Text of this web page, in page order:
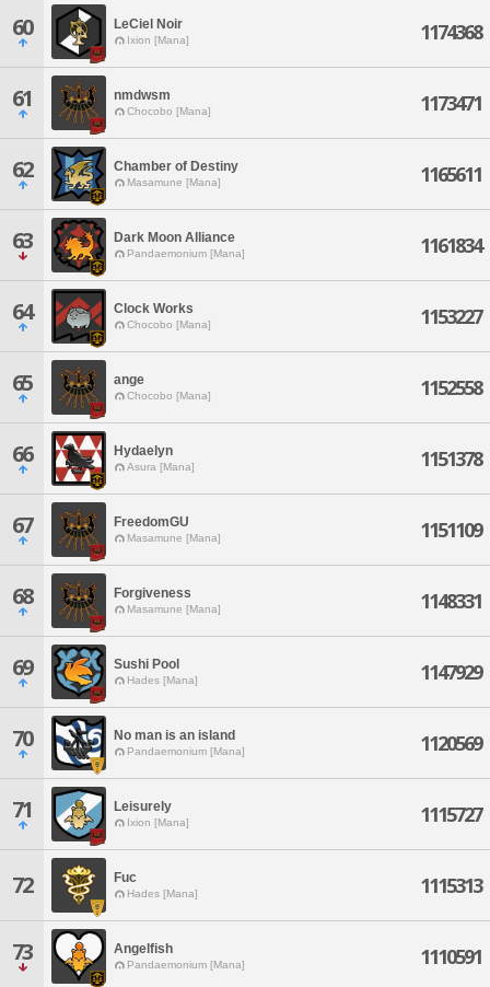
60 LeCiel Noir
Ixion [Mana] 1174368
61 nmdwsm
Chocobo [Mana] 1173471
62 Chamber of Destiny
Masamune [Mana] 1165611
63 Dark Moon Alliance
Pandaemonium [Mana] 1161834
64 Clock Works
Chocobo [Mana] 1153227
65 ange
Chocobo [Mana] 1152558
66 Hydaelyn
Asura [Mana] 1151378
67 FreedomGU
Masamune [Mana] 1151109
68 Forgiveness
Masamune [Mana] 1148331
69 Sushi Pool
Hades [Mana] 1147929
70 No man is an island
Pandaemonium [Mana] 1120569
71 Leisurely
Ixion [Mana] 1115727
72 Fuc
Hades [Mana] 1115313
73 Angelfish
Pandaemonium [Mana] 1110591